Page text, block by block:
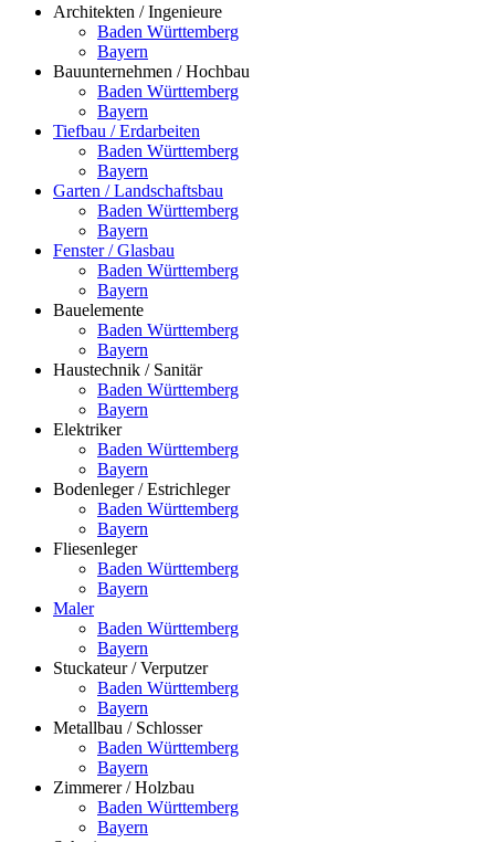
Architekten / Ingenieure
Baden Württemberg
Bayern
Bauunternehmen / Hochbau
Baden Württemberg
Bayern
Tiefbau / Erdarbeiten
Baden Württemberg
Bayern
Garten / Landschaftsbau
Baden Württemberg
Bayern
Fenster / Glasbau
Baden Württemberg
Bayern
Bauelemente
Baden Württemberg
Bayern
Haustechnik / Sanitär
Baden Württemberg
Bayern
Elektriker
Baden Württemberg
Bayern
Bodenleger / Estrichleger
Baden Württemberg
Bayern
Fliesenleger
Baden Württemberg
Bayern
Maler
Baden Württemberg
Bayern
Stuckateur / Verputzer
Baden Württemberg
Bayern
Metallbau / Schlosser
Baden Württemberg
Bayern
Zimmerer / Holzbau
Baden Württemberg
Bayern